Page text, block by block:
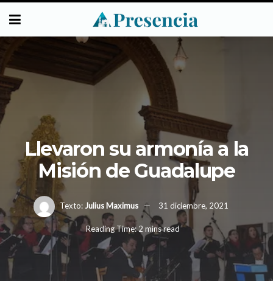
Llevaron su armonía a la
Misión de Guadalupe
Texto: Julius Maximus 31 diciembre, 2021
Reading Time: 2 mins read